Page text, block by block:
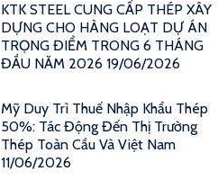
KTK STEEL CUNG CẤP THÉP XÂY
DỰNG CHO HÀNG LOẠT DỰ ÁN
TRỌNG ĐIỂM TRONG 6 THÁNG
ĐẦU NĂM 2026 19/06/2026
Mỹ Duy Trì Thuế Nhập Khẩu Thép
50%: Tác Động Đến Thị Trường
Thép Toàn Cầu Và Việt Nam
11/06/2026